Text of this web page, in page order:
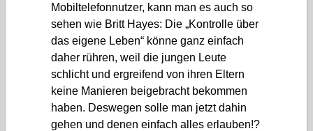
Mobiltelefonnutzer, kann man es auch so
sehen wie Britt Hayes: Die „Kontrolle über
das eigene Leben“ könne ganz einfach
daher rühren, weil die jungen Leute
schlicht und ergreifend von ihren Eltern
keine Manieren beigebracht bekommen
haben. Deswegen solle man jetzt dahin
gehen und denen einfach alles erlauben!?